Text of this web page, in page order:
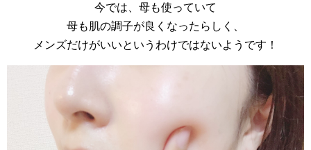
今では、母も使っていて
母も肌の調子が良くなったらしく、
メンズだけがいいというわけではないようです！